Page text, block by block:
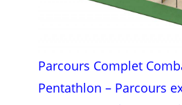
Parcours Complet
Pentathlon – Parcours